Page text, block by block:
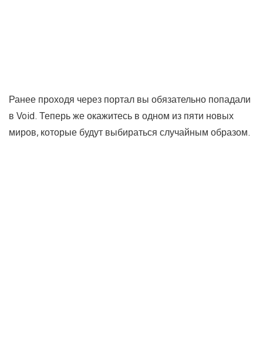
Ранее проходя через портал вы обязательно попадали
в Void. Теперь же окажитесь в одном из пяти новых
миров, которые будут выбираться случайным образом.